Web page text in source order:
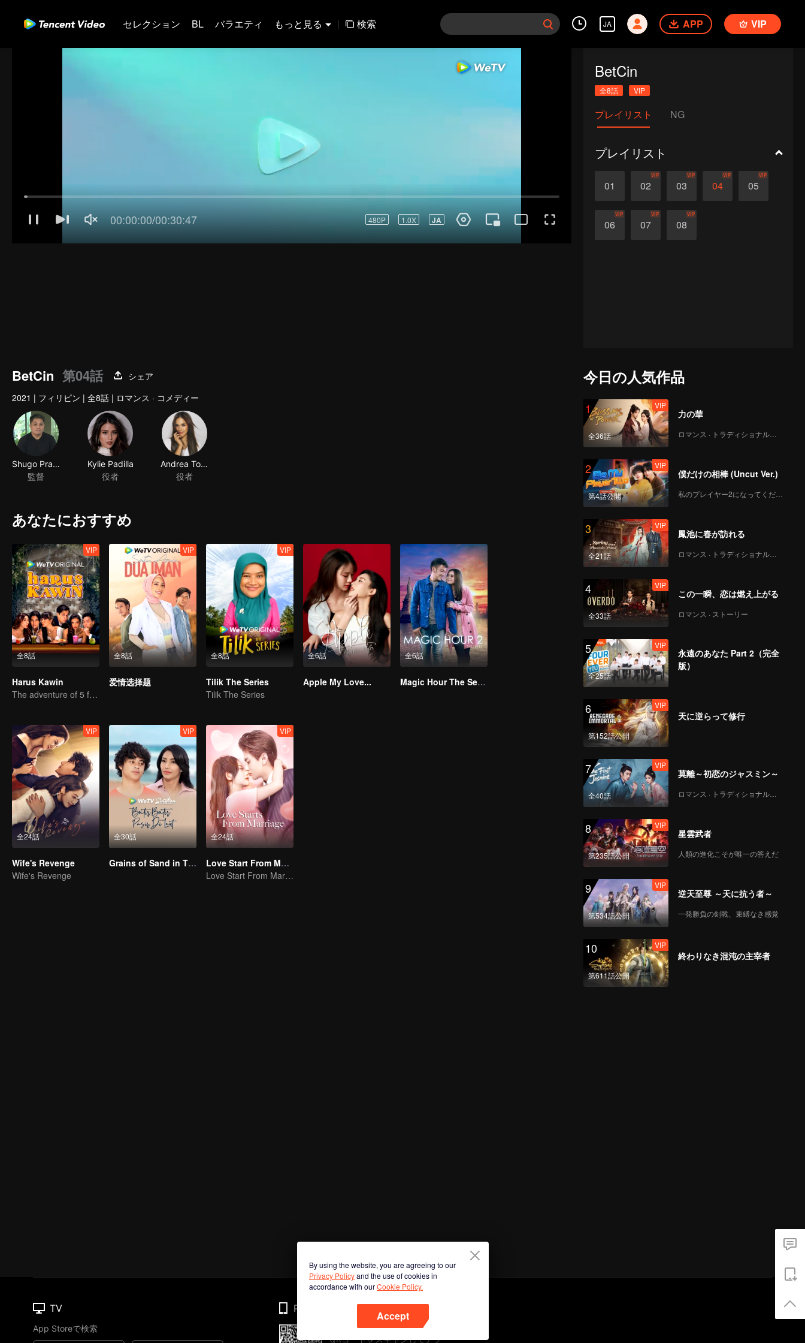
セレクション BL バラエティ もっと見る | 検索 JA APP VIP
BetCin
全8話 VIP
プレイリスト NG
プレイリスト
01 02
VIP
03
VIP
04
VIP
05
VIP
06
VIP
07
VIP
08
VIP
BetCin 第04話
シェア
2021 | フィリピン | 全8話 | ロマンス · コメディー
Shugo Praico
監督
Kylie Padilla
役者
Andrea Torres
役者
あなたにおすすめ
全8話
VIP
Harus Kawin
The adventure of 5 friends looking for a soulmate!
全8話
VIP
爱情选择题
全8話
VIP
Tilik The Series
Tilik The Series
全6話
Apple My Love...
全6話
Magic Hour The Series S2
全24話
VIP
Wife's Revenge
Wife's Revenge
全30話
VIP
Grains of Sand in The Sea
全24話
VIP
Love Start From Marriage
Love Start From Marriage
今日の人気作品
1
全36話
VIP
力の華
ロマンス · トラディショナル・コスチューム
2
第4話公開
VIP
僕だけの相棒 (Uncut Ver.)
私のプレイヤー2になってください
3
全21話
VIP
鳳池に春が訪れる
ロマンス · トラディショナル・コスチューム
4
全33話
VIP
この一瞬、恋は燃え上がる
ロマンス · ストーリー
5
全25話
VIP
永遠のあなた Part 2（完全
版）
6
第152話公開
VIP
天に逆らって修行
7
全40話
VIP
莫離～初恋のジャスミン～
ロマンス · トラディショナル・コスチューム
8
第235話公開
VIP
星雲武者
人類の進化こそが唯一の答えだ
9
第534話公開
VIP
逆天至尊 ～天に抗う者～
一発勝負の剣戟、束縛なき感覚
10
第611話公開
VIP
終わりなき混沌の主宰者
By using the website, you are agreeing to our
Privacy Policyand the use of cookies in
accordance with ourCookie Policy.
Accept
TV
App Storeで検索
Phone
QRコードをスキャンしてアプ